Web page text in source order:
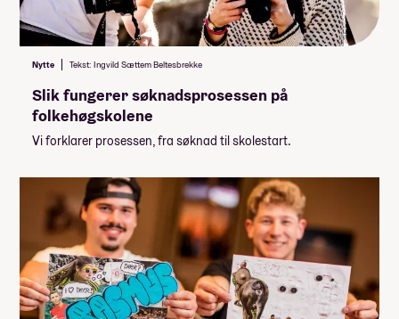
Nytte Tekst: Ingvild Sættem Beltesbrekke
Slik fungerer søknadsprosessen på
folkehøgskolene
Vi forklarer prosessen, fra søknad til skolestart.